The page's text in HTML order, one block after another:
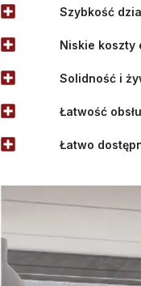
Szybkość
Niskie koszty
Solidność i
Łatwość
Łatwo